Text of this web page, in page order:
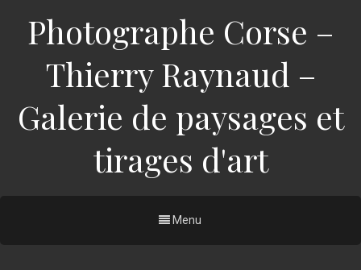
Photographe Corse –
Thierry Raynaud –
Galerie de paysages et
tirages d'art
Menu